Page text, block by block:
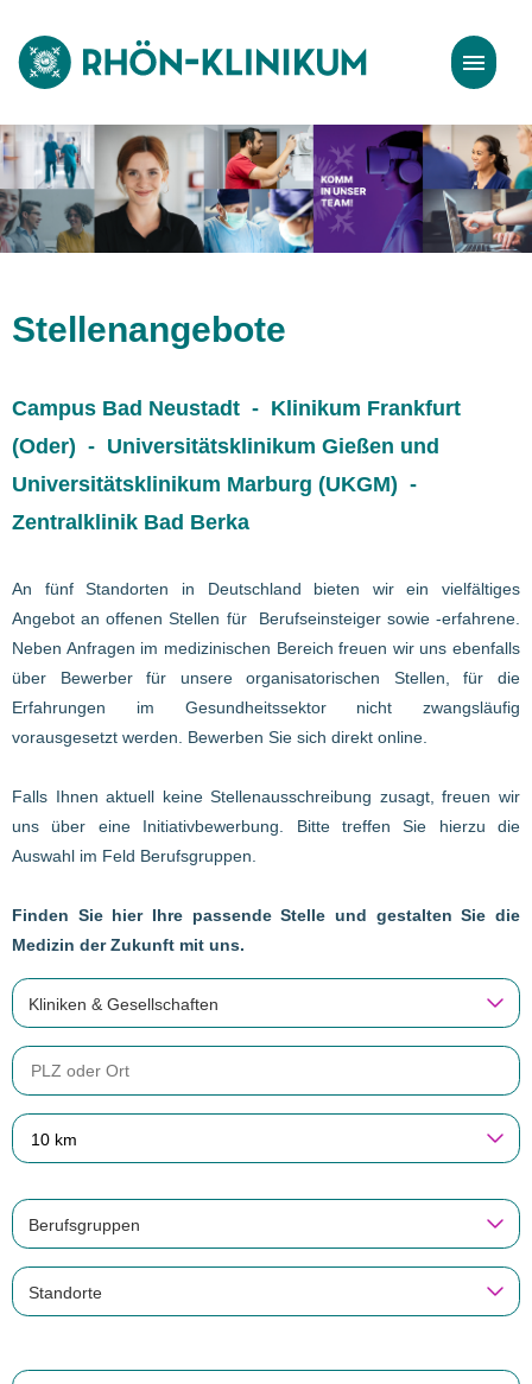
Stellenangebote
Bewerbungstipps
Stellenangebote
Campus Bad Neustadt - Klinikum Frankfurt
(Oder) - Universitätsklinikum Gießen und
Universitätsklinikum Marburg (UKGM) -
Zentralklinik Bad Berka
An fünf Standorten in Deutschland bieten wir ein vielfältiges
Angebot an offenen Stellen für Berufseinsteiger sowie -erfahrene.
Neben Anfragen im medizinischen Bereich freuen wir uns ebenfalls
über Bewerber für unsere organisatorischen Stellen, für die
Erfahrungen im Gesundheitssektor nicht zwangsläufig
vorausgesetzt werden. Bewerben Sie sich direkt online.
Falls Ihnen aktuell keine Stellenausschreibung zusagt, freuen wir
uns über eine Initiativbewerbung. Bitte treffen Sie hierzu die
Auswahl im Feld Berufsgruppen.
Finden Sie hier Ihre passende Stelle und gestalten Sie die
Medizin der Zukunft mit uns.
Kliniken & Gesellschaften
10 km
Berufsgruppen
Standorte